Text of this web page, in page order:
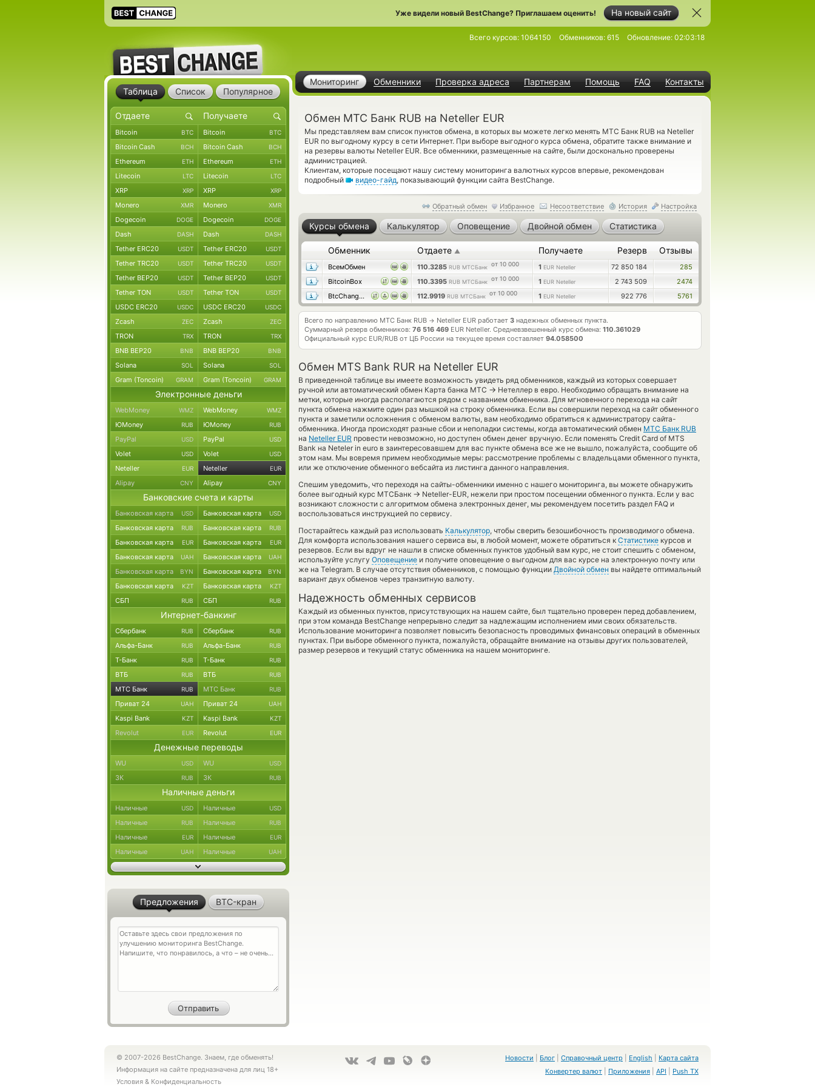
На новый сайт
Уже видели новый BestChange? Приглашаем оценить!
Мониторинг Обменники Проверка адреса Партнерам Помощь FAQ Контакты
Всего курсов: 1064150 Обменников: 615 Обновление: 02:03:18
Обмен МТС Банк RUB на Neteller EUR
Мы представляем вам список пунктов обмена, в которых вы можете легко менять МТС Банк RUB на Neteller
EUR по выгодному курсу в сети Интернет. При выборе выгодного курса обмена, обратите также внимание и
на резервы валюты Neteller EUR. Все обменники, размещенные на сайте, были досконально проверены
администрацией.
Клиентам, которые посещают нашу систему мониторинга валютных курсов впервые, рекомендован
подробный
видео-гайд, показывающий функции сайта BestChange.
Обратный обмен Избранное Несоответствие История Настройка
Курсы обмена Калькулятор Оповещение Двойной обмен Статистика
Обменник Отдаете ▲ Получаете Резерв Отзывы
ВсемОбмен 110.3285 RUB МТСБанк от 10 000 1 EUR Neteller 72 850 184
285
BitcoinBox
110.3395 RUB МТСБанк от 10 000 1 EUR Neteller 2 743 509
2474
BtcChange24
112.9919 RUB МТСБанк от 10 000 1 EUR Neteller 922 776 5761
Всего по направлению МТС Банк RUB → Neteller EUR работает 3 надежных обменных пункта.
Суммарный резерв обменников: 76 516 469 EUR Neteller. Средневзвешенный курс обмена: 110.361029
Официальный курс EUR/RUB от ЦБ России на текущее время составляет 94.058500
Обмен MTS Bank RUR на Neteller EUR
В приведенной таблице вы имеете возможность увидеть ряд обменников, каждый из которых совершает
ручной или автоматический обмен Карта банка МТС → Нетеллер в евро. Необходимо обращать внимание на
метки, которые иногда располагаются рядом с названием обменника. Для мгновенного перехода на сайт
пункта обмена нажмите один раз мышкой на строку обменника. Если вы совершили переход на сайт обменного
пункта и заметили осложнения с обменом валюты, вам необходимо обратиться к администратору сайта-
обменника. Иногда происходят разные сбои и неполадки системы, когда автоматический обмен МТС Банк RUB
на Neteller EUR провести невозможно, но доступен обмен денег вручную. Если поменять Credit Card of MTS
Bank на Neteler in euro в заинтересовавшем для вас пункте обмена все же не вышло, пожалуйста, сообщите об
этом нам. Мы вовремя примем необходимые меры: рассмотрение проблемы с владельцами обменного пункта,
или же отключение обменного вебсайта из листинга данного направления.
Спешим уведомить, что переходя на сайты-обменники именно с нашего мониторинга, вы можете обнаружить
более выгодный курс МТСБанк → Neteller-EUR, нежели при простом посещении обменного пункта. Если у вас
возникают сложности с алгоритмом обмена электронных денег, мы рекомендуем посетить раздел FAQ и
воспользоваться инструкцией по сервису.
Постарайтесь каждый раз использовать Калькулятор, чтобы сверить безошибочность производимого обмена.
Для комфорта использования нашего сервиса вы, в любой момент, можете обратиться к Статистике курсов и
резервов. Если вы вдруг не нашли в списке обменных пунктов удобный вам курс, не стоит спешить с обменом,
используйте услугу Оповещение и получите оповещение о выгодном для вас курсе на электронную почту или
же на Telegram. В случае отсутствия обменников, с помощью функции Двойной обмен вы найдете оптимальный
вариант двух обменов через транзитную валюту.
Надежность обменных сервисов
Каждый из обменных пунктов, присутствующих на нашем сайте, был тщательно проверен перед добавлением,
при этом команда BestChange непрерывно следит за надлежащим исполнением ими своих обязательств.
Использование мониторинга позволяет повысить безопасность проводимых финансовых операций в обменных
пунктах. При выборе обменного пункта, пожалуйста, обращайте внимание на отзывы других пользователей,
размер резервов и текущий статус обменника на нашем мониторинге.
Таблица Список Популярное
Bitcoin BTC Bitcoin BTC
Bitcoin Cash BCH Bitcoin Cash BCH
Ethereum ETH Ethereum ETH
Litecoin LTC Litecoin LTC
XRP XRP XRP XRP
Monero XMR Monero XMR
Dogecoin DOGE Dogecoin DOGE
Dash DASH Dash DASH
Tether ERC20 USDT Tether ERC20 USDT
Tether TRC20 USDT Tether TRC20 USDT
Tether BEP20 USDT Tether BEP20 USDT
Tether TON USDT Tether TON USDT
USDC ERC20 USDC USDC ERC20 USDC
Zcash ZEC Zcash ZEC
TRON TRX TRON TRX
BNB BEP20 BNB BNB BEP20 BNB
Solana SOL Solana SOL
Gram (Toncoin) GRAM Gram (Toncoin) GRAM
Электронные деньги
WebMoney WMZ WebMoney WMZ
ЮMoney RUB ЮMoney RUB
PayPal USD PayPal USD
Volet USD Volet USD
Neteller EUR Neteller EUR
Alipay CNY Alipay CNY
Банковские счета и карты
Банковская карта USD Банковская карта USD
Банковская карта RUB Банковская карта RUB
Банковская карта EUR Банковская карта EUR
Банковская карта UAH Банковская карта UAH
Банковская карта BYN Банковская карта BYN
Банковская карта KZT Банковская карта KZT
СБП RUB СБП RUB
Интернет-банкинг
Сбербанк RUB Сбербанк RUB
Альфа-Банк RUB Альфа-Банк RUB
Т-Банк RUB Т-Банк RUB
ВТБ RUB ВТБ RUB
МТС Банк RUB МТС Банк RUB
Приват 24 UAH Приват 24 UAH
Kaspi Bank KZT Kaspi Bank KZT
Revolut EUR Revolut EUR
Денежные переводы
WU USD WU USD
ЗК RUB ЗК RUB
Наличные деньги
Наличные USD Наличные USD
Наличные RUB Наличные RUB
Наличные EUR Наличные EUR
Наличные UAH Наличные UAH
Предложения BTC-кран
© 2007-2026 BestChange. Знаем, где обменять!
Информация на сайте предназначена для лиц 18+
Условия & Конфиденциальность
Новости Блог Справочный центр English
Карта сайта
Конвертер валют
Приложения API Push TX